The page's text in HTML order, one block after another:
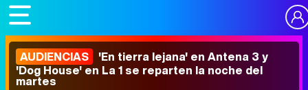
AUDIENCIAS 'En tierra lejana' en Antena 3 y
'Dog House' en La 1 se reparten la noche del
martes